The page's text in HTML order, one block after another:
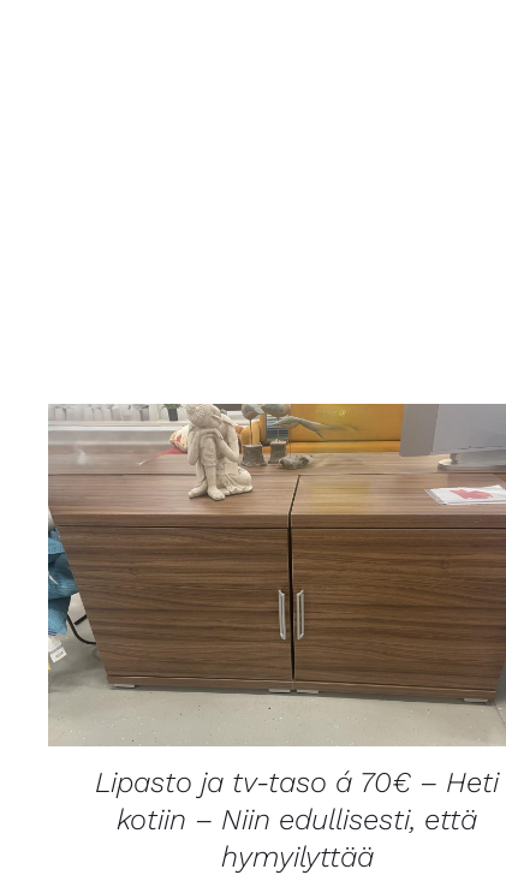
LISÄTIETOJA
Lipasto ja tv-taso á 70€ – Heti
kotiin – Niin edullisesti, että
hymyilyttää